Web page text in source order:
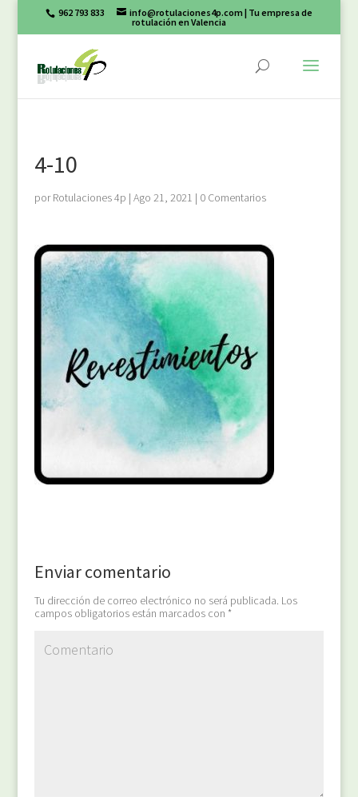
962 793 833 info@rotulaciones4p.com | Tu empresa de
rotulación en Valencia
4-10
porRotulaciones 4p | Ago 21, 2021 | 0 Comentarios
Enviar comentario
Tu dirección de correo electrónico no será publicada. Los
campos obligatorios están marcados con *